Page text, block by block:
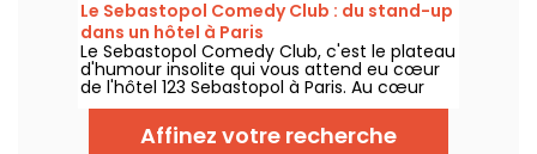
Le Sebastopol Comedy Club : du stand-up
dans un hôtel à Paris
Le Sebastopol Comedy Club, c'est le plateau
d'humour insolite qui vous attend eu cœur
de l'hôtel 123 Sebastopol à Paris. Au cœur
d'un hôtel, on retrouve chaque week-end
une scène stand-up animée par des artistes
confirmés.Affinez votre recherche